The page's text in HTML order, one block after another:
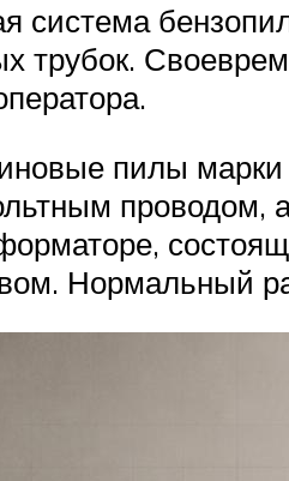
система
трубок.
пилы
проводом,
Нормальный